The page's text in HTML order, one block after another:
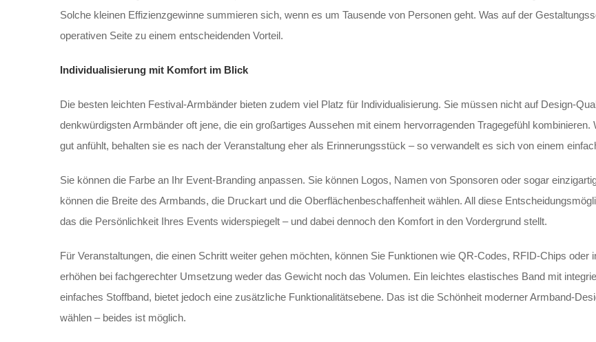
Solche kleinen Effizienzgewinne summieren sich, wenn es um Tausende von Personen geht. Was auf der
operativen Seite zu einem entscheidenden Vorteil.
Individualisierung mit Komfort im Blick
Die besten leichten Festival-Armbänder bieten zudem viel Platz für Individualisierung. Sie müssen nicht auf Design-
denkwürdigsten Armbänder oft jene, die ein großartiges Aussehen mit einem hervorragenden Tragegefühl
gut anfühlt, behalten sie es nach der Veranstaltung eher als Erinnerungsstück – so verwandelt es sich von einem
Sie können die Farbe an Ihr Event-Branding anpassen. Sie können Logos, Namen von Sponsoren oder sogar
können die Breite des Armbands, die Druckart und die Oberflächenbeschaffenheit wählen. All diese
das die Persönlichkeit Ihres Events widerspiegelt – und dabei dennoch den Komfort in den Vordergrund stellt.
Für Veranstaltungen, die einen Schritt weiter gehen möchten, können Sie Funktionen wie QR-Codes, RFID-Chips
erhöhen bei fachgerechter Umsetzung weder das Gewicht noch das Volumen. Ein leichtes elastisches Band mit
einfaches Stoffband, bietet jedoch eine zusätzliche Funktionalitätsebene. Das ist die Schönheit moderner Armband-
wählen – beides ist möglich.